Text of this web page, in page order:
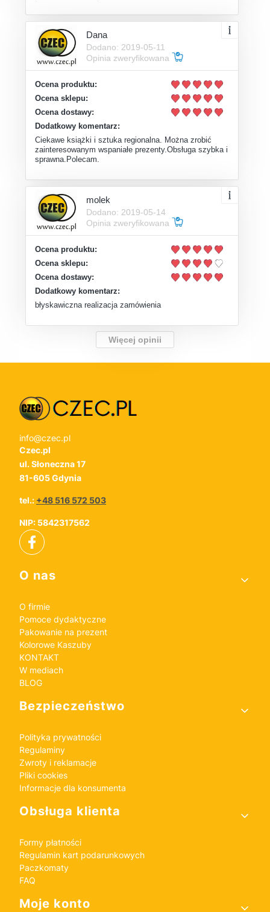
Dana
Dodano: 2019-05-11
Opinia zweryfikowana
Ocena produktu:
Ocena sklepu:
Ocena dostawy:
Dodatkowy komentarz:
Ciekawe książki i sztuka regionalna. Można zrobić
zainteresowanym wspaniałe prezenty.Obsługa szybka i
sprawna.Polecam.
molek
Dodano: 2019-05-14
Opinia zweryfikowana
Ocena produktu:
Ocena sklepu:
Ocena dostawy:
Dodatkowy komentarz:
błyskawiczna realizacja zamówienia
Więcej opinii
info@czec.pl
Czec.pl
ul. Słoneczna 17
81-605 Gdynia
tel.: +48 516 572 503
NIP: 5842317562
Linki w stopce
O nas
O firmie
Pomoce dydaktyczne
Pakowanie na prezent
Kolorowe Kaszuby
KONTAKT
W mediach
BLOG
Bezpieczeństwo
Polityka prywatności
Regulaminy
Zwroty i reklamacje
Pliki cookies
Informacje dla konsumenta
Obsługa klienta
Formy płatności
Regulamin kart podarunkowych
Paczkomaty
FAQ
Moje konto